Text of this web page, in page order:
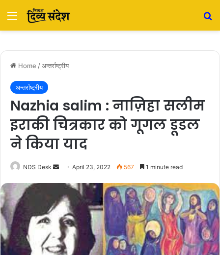
Menu
Home /अन्तर्राष्ट्रीय
अन्तर्राष्ट्रीय
Nazhia salim : नाज़िहा सलीम
इराकी चित्रकार को गूगल डूडल
ने किया याद
NDS Desk
d
n
e
m
April 23, 2022 567 1 minute read